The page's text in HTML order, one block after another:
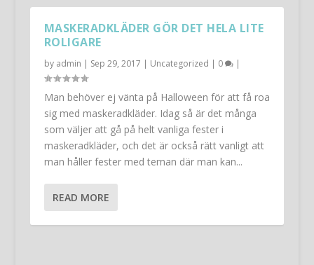
MASKERADKLÄDER GÖR DET HELA LITE
ROLIGARE
by admin | Sep 29, 2017 | Uncategorized | 0 |
Man behöver ej vänta på Halloween för att få roa
sig med maskeradkläder. Idag så är det många
som väljer att gå på helt vanliga fester i
maskeradkläder, och det är också rätt vanligt att
man håller fester med teman där man kan...
READ MORE